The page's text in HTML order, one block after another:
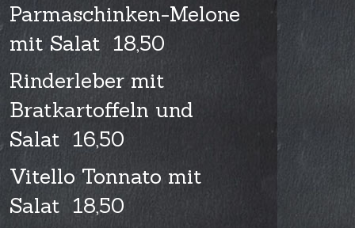
Parmaschinken-Melone
mit Salat 18,50
Rinderleber mit
Bratkartoffeln und
Salat 16,50
Vitello Tonnato mit
Salat 18,50